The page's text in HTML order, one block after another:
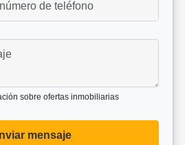
sobre ofertas inmobiliarias
mensaje